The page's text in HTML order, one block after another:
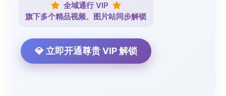
全域通行 VIP
旗下多个精品视频、图片站同步解锁
💎 立即开通尊贵 VIP 解锁